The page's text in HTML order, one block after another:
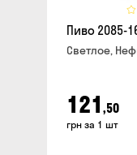
Пиво 2085-
Светлое,
121 ,50
грн за 1 шт